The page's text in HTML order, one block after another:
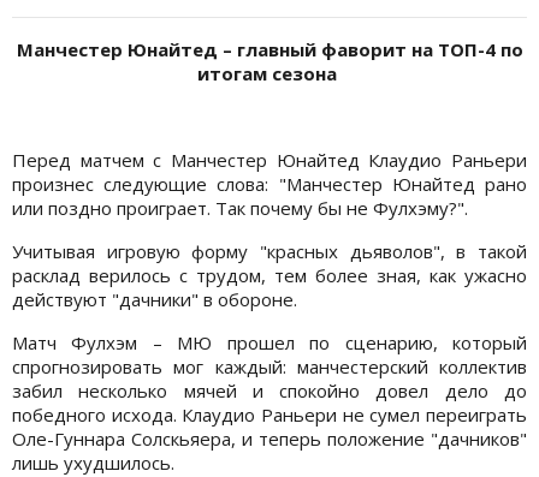
Манчестер Юнайтед – главный фаворит на ТОП-4 по
итогам сезона
Перед матчем с Манчестер Юнайтед Клаудио Раньери
произнес следующие слова: "Манчестер Юнайтед рано
или поздно проиграет. Так почему бы не Фулхэму?".
Учитывая игровую форму "красных дьяволов", в такой
расклад верилось с трудом, тем более зная, как ужасно
действуют "дачники" в обороне.
Матч Фулхэм – МЮ прошел по сценарию, который
спрогнозировать мог каждый: манчестерский коллектив
забил несколько мячей и спокойно довел дело до
победного исхода. Клаудио Раньери не сумел переиграть
Оле-Гуннара Солскьяера, и теперь положение "дачников"
лишь ухудшилось.